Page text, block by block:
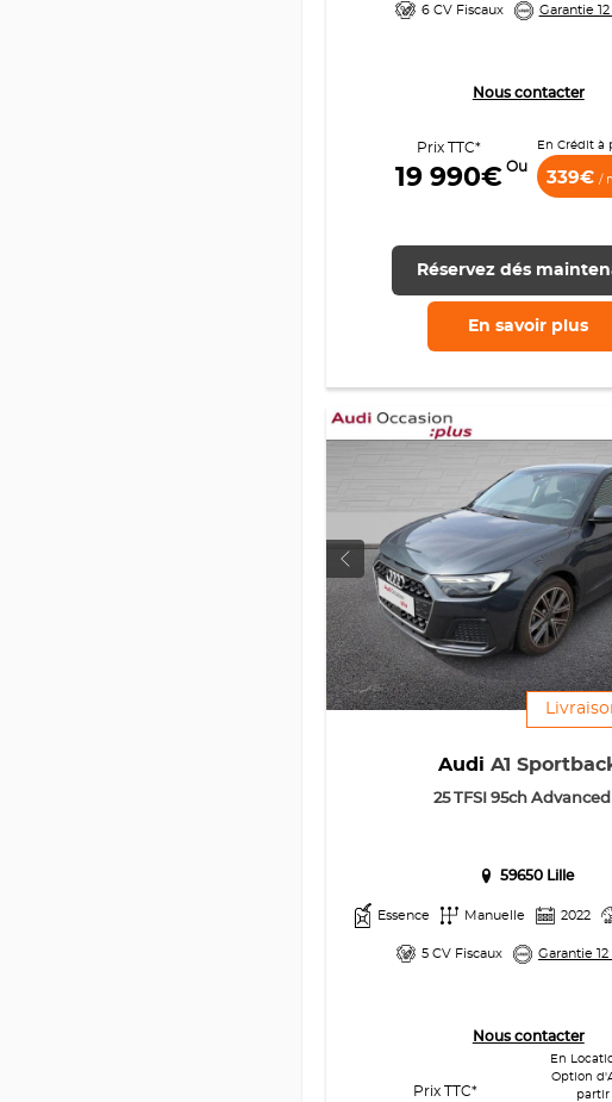
6 CV Fiscaux Garantie 12
Nous contacter
Prix TTC*
19 990€ Ou
En Crédit à
339€ /
Réservez dés
En savoir plus
Audi A1
25 TFSI 95ch Advanced
59650 Lille
Essence Manuelle 2022
5 CV Fiscaux Garantie 12
Nous contacter
Prix TTC*
En
Option
partir